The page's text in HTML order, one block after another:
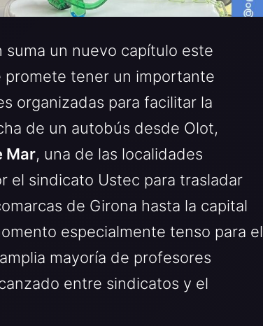
un nuevo capítulo este
tener un importante
organizadas para facilitar la
de un autobús desde Olot,
Mar, una de las localidades
el sindicato Ustec para trasladar
de Girona hasta la capital
especialmente tenso para el
mayoría de profesores
entre sindicatos y el